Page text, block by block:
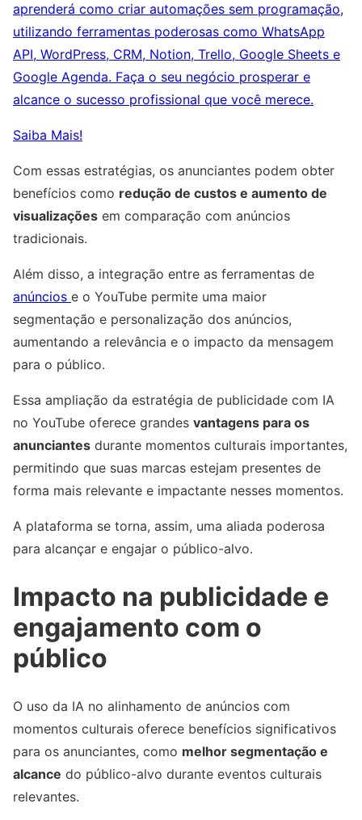
aprenderá como criar automações sem programação,
utilizando ferramentas poderosas como WhatsApp
API, WordPress, CRM, Notion, Trello, Google Sheets e
Google Agenda. Faça o seu negócio prosperar e
alcance o sucesso profissional que você merece.
Saiba Mais!
Com essas estratégias, os anunciantes podem obter
benefícios como redução de custos e aumento de
visualizações em comparação com anúncios
tradicionais.
Além disso, a integração entre as ferramentas de
anúncios e o YouTube permite uma maior
segmentação e personalização dos anúncios,
aumentando a relevância e o impacto da mensagem
para o público.
Essa ampliação da estratégia de publicidade com IA
no YouTube oferece grandes vantagens para os
anunciantes durante momentos culturais importantes,
permitindo que suas marcas estejam presentes de
forma mais relevante e impactante nesses momentos.
A plataforma se torna, assim, uma aliada poderosa
para alcançar e engajar o público-alvo.
Impacto na publicidade e
engajamento com o
público
O uso da IA no alinhamento de anúncios com
momentos culturais oferece benefícios significativos
para os anunciantes, como melhor segmentação e
alcance do público-alvo durante eventos culturais
relevantes.